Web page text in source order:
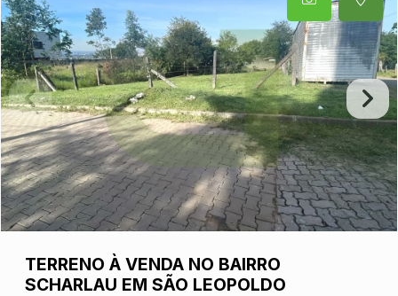
TERRENO À VENDA NO BAIRRO
SCHARLAU EM SÃO LEOPOLDO